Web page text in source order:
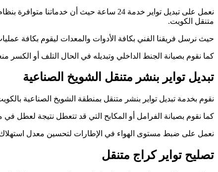
نعمل على تبديل تواير خدمة 24 ساعة حيث
متنقل الكويت.
حيث نرسل فريقنا الفني بكافة الأدوات والمعدات ليقوم بكافة
كما نقوم بصيانة الجنط الداخلي وتبديله في الحال التلف أو
تبديل تواير بنشر متنقل الشويخ الصناعية
نقوم بخدمة تبديل تواير بنشر متنقل بمنطقة الشويخ الصناعية
كما نقوم بصيانة الفرامل أو المكابح التي قد تتعطل نتيجة
نعمل على ضبط مستوى الهواء في الإطارات لتحسين معدل استهلاك
تصليح تواير كراج متنقل